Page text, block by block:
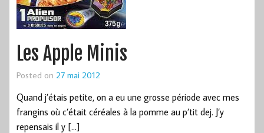
Les Apple Minis
Posted on 27 mai 2012
Quand j’étais petite, on a eu une grosse période avec mes
frangins où c’était céréales à la pomme au p’tit dej. J’y
repensais il y […]